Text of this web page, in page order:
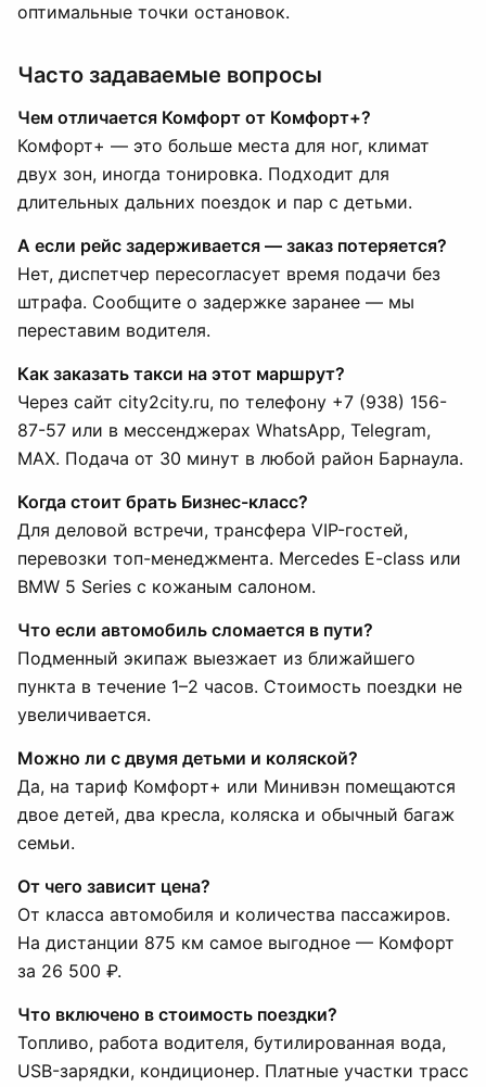
оптимальные точки остановок.
Часто задаваемые вопросы
Чем отличается Комфорт от Комфорт+?
Комфорт+ — это больше места для ног, климат
двух зон, иногда тонировка. Подходит для
длительных дальних поездок и пар с детьми.
А если рейс задерживается — заказ потеряется?
Нет, диспетчер пересогласует время подачи без
штрафа. Сообщите о задержке заранее — мы
переставим водителя.
Как заказать такси на этот маршрут?
Через сайт city2city.ru, по телефону +7 (938) 156-
87-57 или в мессенджерах WhatsApp, Telegram,
MAX. Подача от 30 минут в любой район Барнаула.
Когда стоит брать Бизнес-класс?
Для деловой встречи, трансфера VIP-гостей,
перевозки топ-менеджмента. Mercedes E-class или
BMW 5 Series с кожаным салоном.
Что если автомобиль сломается в пути?
Подменный экипаж выезжает из ближайшего
пункта в течение 1–2 часов. Стоимость поездки не
увеличивается.
Можно ли с двумя детьми и коляской?
Да, на тариф Комфорт+ или Минивэн помещаются
двое детей, два кресла, коляска и обычный багаж
семьи.
От чего зависит цена?
От класса автомобиля и количества пассажиров.
На дистанции 875 км самое выгодное — Комфорт
за 26 500 ₽.
Что включено в стоимость поездки?
Топливо, работа водителя, бутилированная вода,
USB-зарядки, кондиционер. Платные участки трасс